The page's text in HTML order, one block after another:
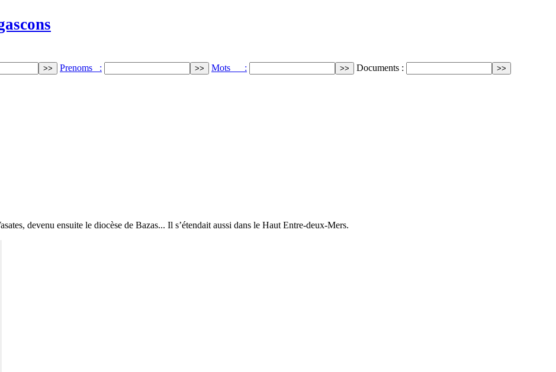
Prenoms : Mots : Documents :
devenu ensuite le diocèse de Bazas... Il s’étendait aussi dans le Haut Entre-deux-Mers.